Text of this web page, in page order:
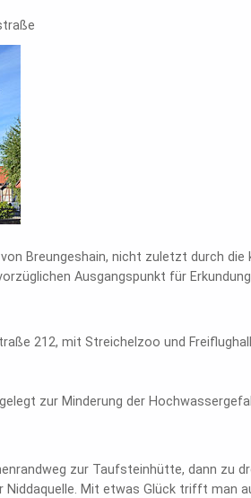
Breungeshain, nicht zuletzt durch
Ausgangspunkt für
212, mit Streichelzoo und
zur Minderung der
zur Taufsteinhütte, dann zu
Mit etwas Glück trifft man